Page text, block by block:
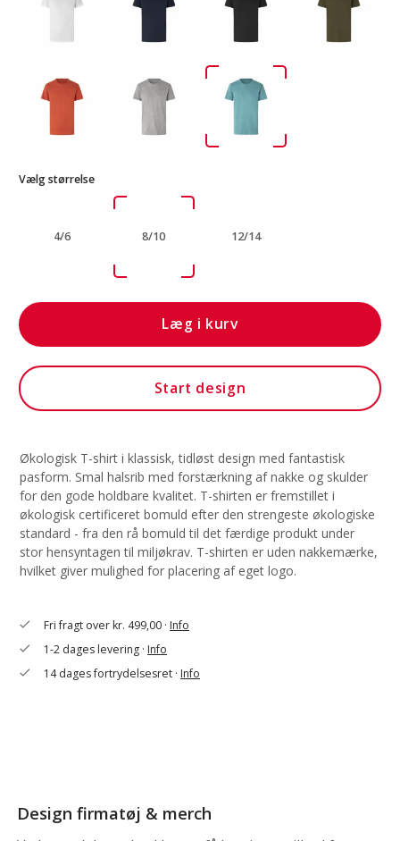
Vælg størrelse
4/6 8/10 12/14
Læg i kurv
Start design
Økologisk T-shirt i klassisk, tidløst design med fantastisk
pasform. Smal halsrib med forstærkning af nakke og skulder
for den gode holdbare kvalitet. T-shirten er fremstillet i
økologisk certificeret bomuld efter den strengeste økologiske
standard - fra den rå bomuld til det færdige produkt under
stor hensyntagen til miljøkrav. T-shirten er uden nakkemærke,
hvilket giver mulighed for placering af eget logo.
check Fri fragt over kr. 499,00 ·Info
check 1-2 dages levering ·Info
check 14 dages fortrydelsesret ·Info
Design firmatøj & merch